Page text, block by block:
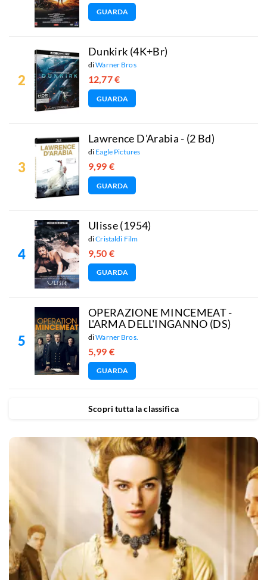
GUARDA
Dunkirk (4K+Br)
diWarner Bros
12,77 €
GUARDA
Lawrence D'Arabia - (2 Bd)
di Eagle Pictures
9,99 €
GUARDA
Ulisse (1954)
diCristaldi Film
9,50 €
GUARDA
OPERAZIONE MINCEMEAT -
L'ARMA DELL'INGANNO (DS)
diWarner Bros.
5,99 €
GUARDA
Scopri tutta la classifica